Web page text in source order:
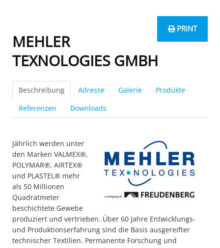
PRINT
MEHLER
TEXNOLOGIES GMBH
Beschreibung Adresse Galerie
Produkte
Referenzen
Downloads
Jährlich werden unter
den Marken VALMEX®,
POLYMAR®, AIRTEX®
und PLASTEL® mehr
als 50 Millionen
Quadratmeter
beschichtete Gewebe
produziert und vertrieben. Über 60 Jahre Entwicklungs-
und Produktionserfahrung sind die Basis ausgereifter
technischer Textilien. Permanente Forschung und